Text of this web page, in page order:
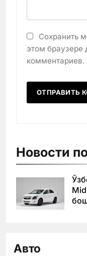
Сохранить
этом
комментариев.
Новости
Авто